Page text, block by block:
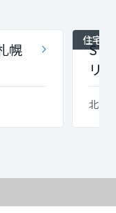
幌
住宅展
リ
北海